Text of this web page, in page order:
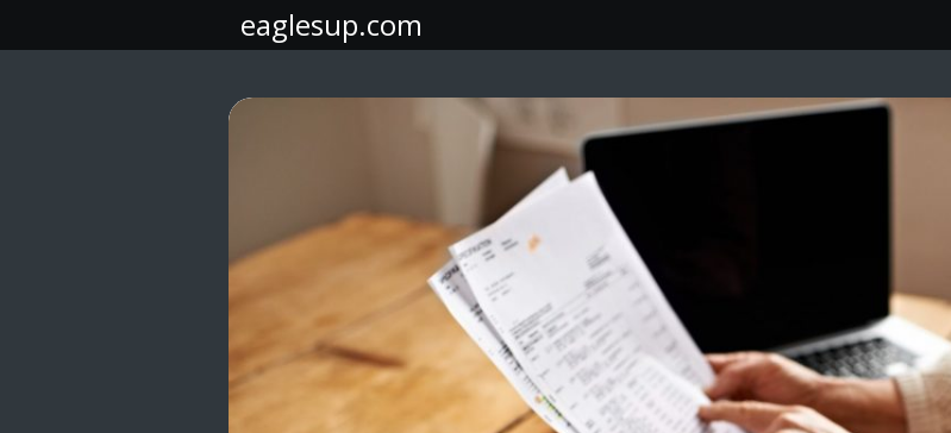
eaglesup.com
content